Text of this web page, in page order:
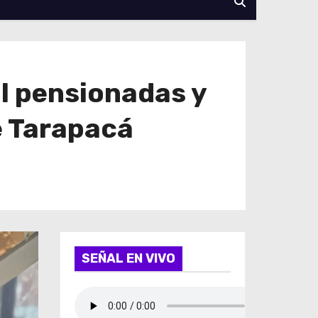
pensionadas y
SEÑAL EN VIVO